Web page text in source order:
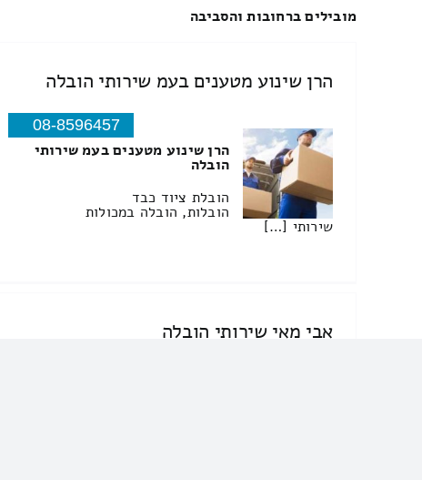
מובילים ברחובות והסביבה
הרן שינוע מטענים בעמ שירותי הובלה
08-8596457
הרן שינוע מטענים בעמ שירותי
הובלה
הובלת ציוד כבד
הובלות, הובלה במכולות
שירותי […]
אבי מאי שירותי הובלה